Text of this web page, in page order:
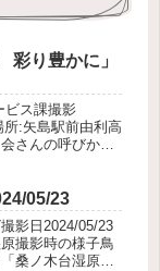
彩り豊かに」
ビス課撮影
所:矢島駅前由利高
さんの呼びかけ
協力会会員、矢
...
05/23
影日2024/05/23
撮影時の様子鳥
桑ノ木台湿原」